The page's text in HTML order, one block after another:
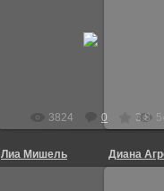
Русская певица из группы
слева
3824 0 3.8
Лиа Мишель Диана